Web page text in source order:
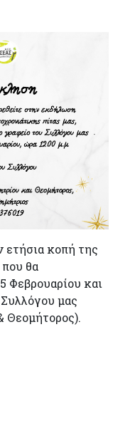
ετήσια κοπή της
θα
Φεβρουαρίου και
μας
Θεομήτορος).